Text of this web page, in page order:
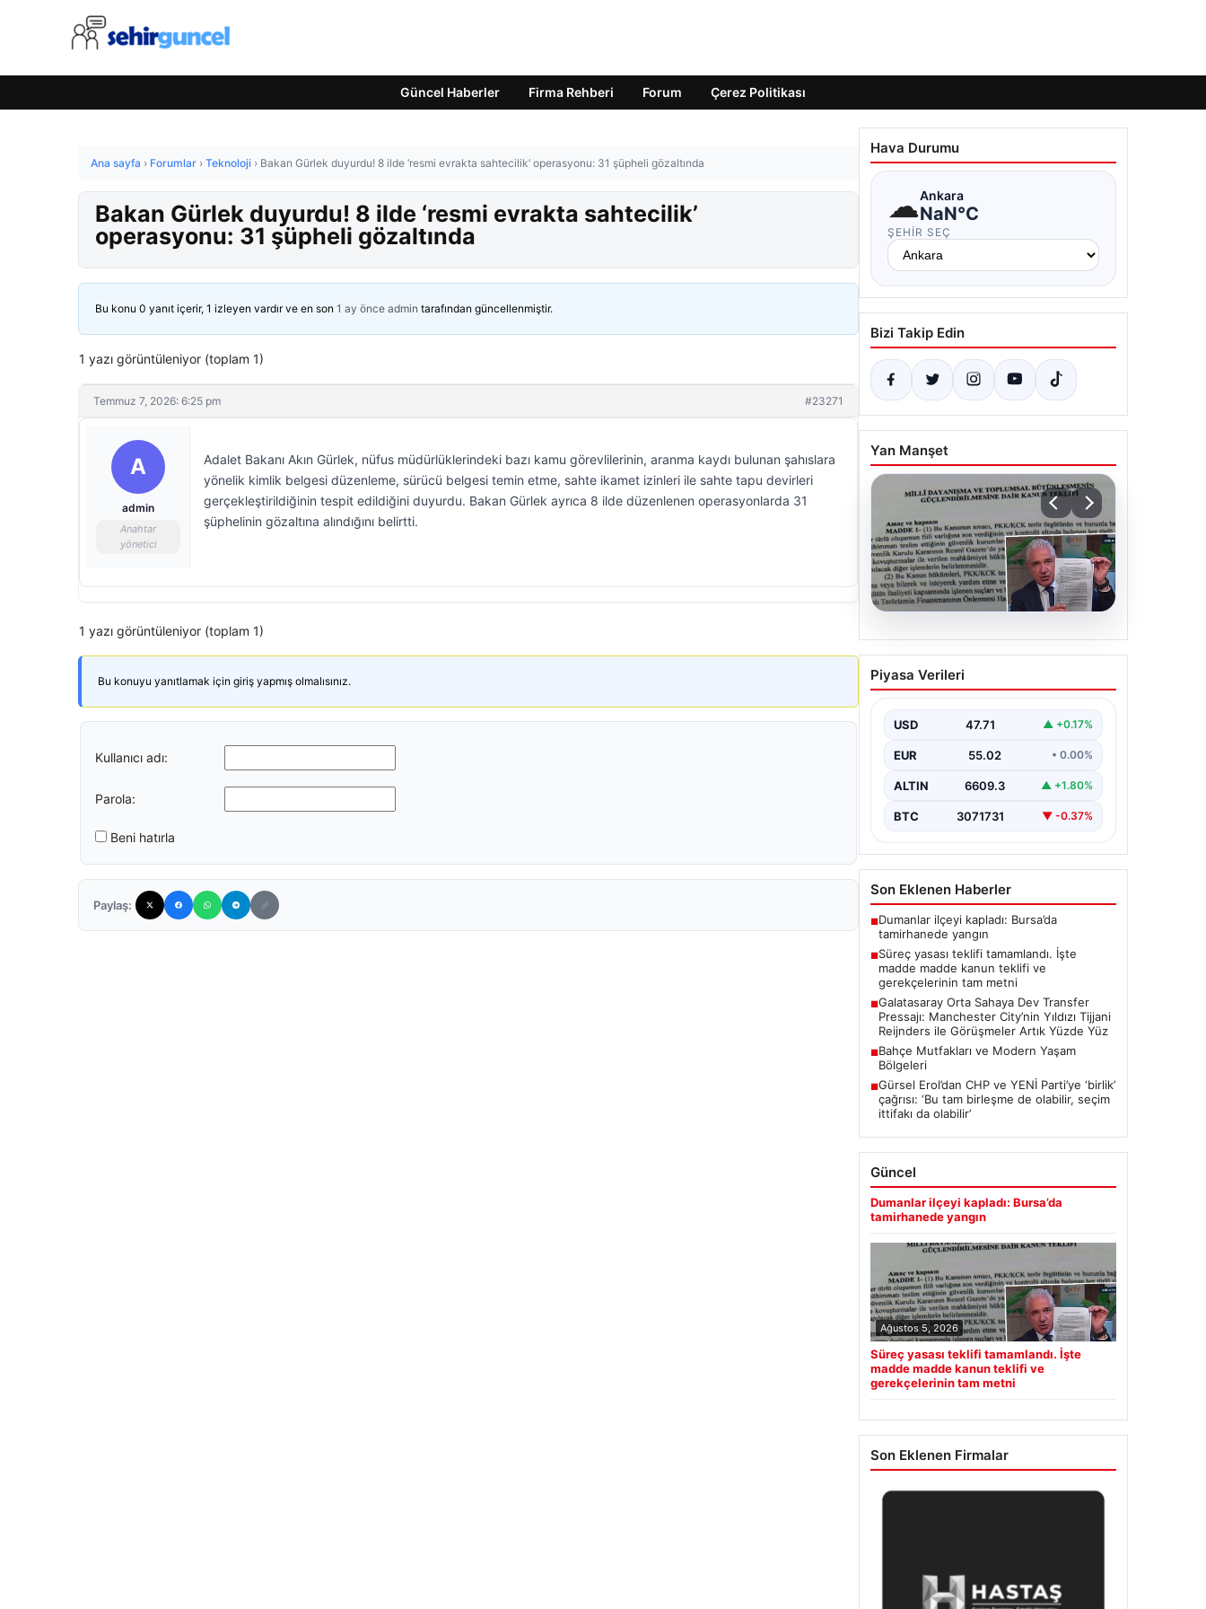
Güncel Haberler Firma Rehberi Forum Çerez Politikası
Ana sayfa › Forumlar › Teknoloji › Bakan Gürlek duyurdu! 8 ilde ‘resmi evrakta sahtecilik’ operasyonu: 31 şüpheli gözaltında
Bakan Gürlek duyurdu! 8 ilde ‘resmi evrakta sahtecilik’
operasyonu: 31 şüpheli gözaltında
Bu konu 0 yanıt içerir, 1 izleyen vardır ve en son 1 ay önce admin tarafından güncellenmiştir.
1 yazı görüntüleniyor (toplam 1)
Temmuz 7, 2026: 6:25 pm #23271
A
admin
Anahtar
yönetici
Adalet Bakanı Akın Gürlek, nüfus müdürlüklerindeki bazı kamu görevlilerinin, aranma kaydı bulunan şahıslara
yönelik kimlik belgesi düzenleme, sürücü belgesi temin etme, sahte ikamet izinleri ile sahte tapu devirleri
gerçekleştirildiğinin tespit edildiğini duyurdu. Bakan Gürlek ayrıca 8 ilde düzenlenen operasyonlarda 31
şüphelinin gözaltına alındığını belirtti.
1 yazı görüntüleniyor (toplam 1)
Bu konuyu yanıtlamak için giriş yapmış olmalısınız.
Kullanıcı adı:
Parola:
Beni hatırla
Paylaş:
Hava Durumu
☁Ankara
NaN°C
ŞEHIR SEÇ
Bizi Takip Edin
Yan Manşet
Süreç yasası teklifi
tamamlandı. İşte madde
gerekçelerinin tam metni
Piyasa Verileri
USD 47.71 ▲ +0.17%
EUR 55.02 • 0.00%
ALTIN 6609.3 ▲ +1.80%
BTC 3071731 ▼ -0.37%
Son Eklenen Haberler
■Dumanlar ilçeyi kapladı: Bursa’da
tamirhanede yangın
■Süreç yasası teklifi tamamlandı. İşte
madde madde kanun teklifi ve
gerekçelerinin tam metni
■Galatasaray Orta Sahaya Dev Transfer
Pressajı: Manchester City’nin Yıldızı Tijjani
Reijnders ile Görüşmeler Artık Yüzde Yüz
■Bahçe Mutfakları ve Modern Yaşam
Bölgeleri
■Gürsel Erol’dan CHP ve YENİ Parti’ye ‘birlik’
çağrısı: ‘Bu tam birleşme de olabilir, seçim
ittifakı da olabilir’
Güncel
Dumanlar ilçeyi kapladı: Bursa’da
tamirhanede yangın
Ağustos 5, 2026
Süreç yasası teklifi tamamlandı. İşte
madde madde kanun teklifi ve
gerekçelerinin tam metni
Son Eklenen Firmalar